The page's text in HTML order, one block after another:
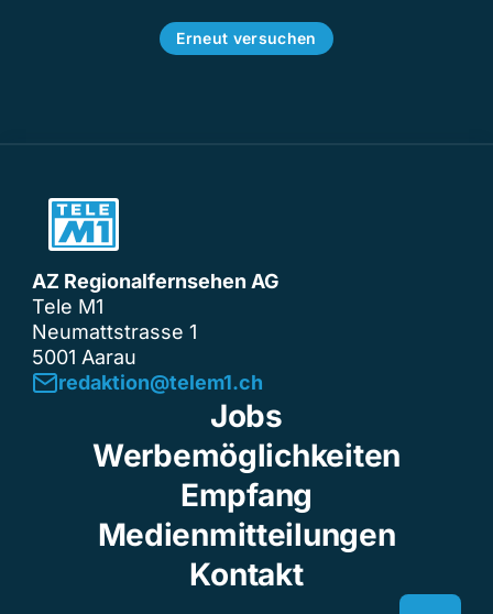
Erneut versuchen
AZ Regionalfernsehen AG
Tele M1
Neumattstrasse 1
5001 Aarau
redaktion@telem1.ch
Jobs
Werbemöglichkeiten
Empfang
Medienmitteilungen
Kontakt